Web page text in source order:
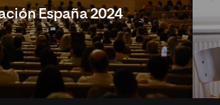
España 2024